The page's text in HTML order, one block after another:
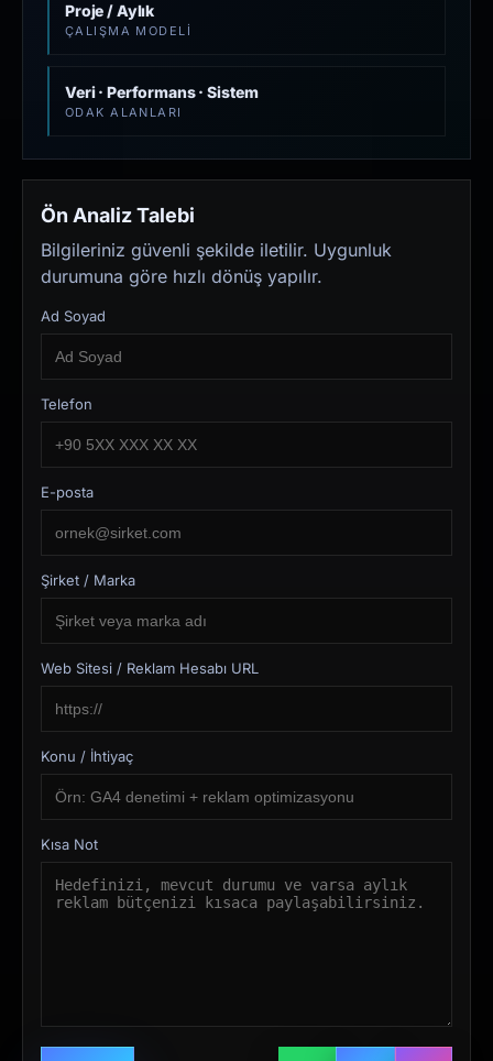
Proje / Aylık
ÇALIŞMA MODELI
Veri · Performans · Sistem
ODAK ALANLARI
Ön Analiz Talebi
Bilgileriniz güvenli şekilde iletilir. Uygunluk
durumuna göre hızlı dönüş yapılır.
Ad Soyad
Telefon
E-posta
Şirket / Marka
Web Sitesi / Reklam Hesabı URL
Konu / İhtiyaç
Kısa Not